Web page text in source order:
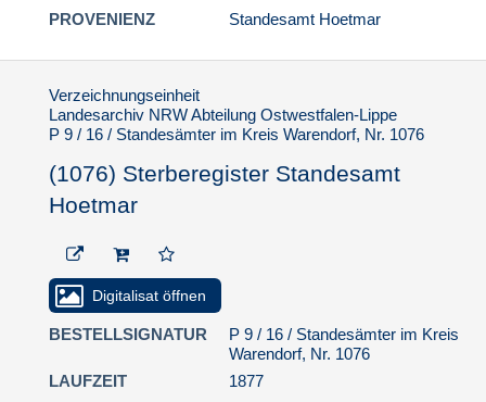
Standesamt Hoetmar
Standesamt Hoetmar
Standesamt Hoetmar
Standesamt Hoetmar
Standesamt Hoetmar
PROVENIENZ
Standesamt Hoetmar
Verzeichnungseinheit
Landesarchiv NRW Abteilung Ostwestfalen-Lippe
P 9 / 16 / Standesämter im Kreis Warendorf, Nr. 1076
(1076) Sterberegister Standesamt
Hoetmar
Digitalisat öffnen
BESTELLSIGNATUR
P 9 / 16 / Standesämter im Kreis
Warendorf, Nr. 1076
LAUFZEIT
1877